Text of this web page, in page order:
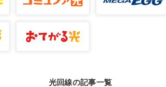
光回線の記事一覧